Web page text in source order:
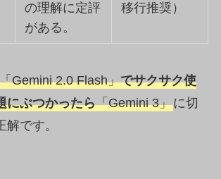
の理解に定評
がある。
移行推奨）
Gemini 2.0 Flash」でサクサク使
にぶつかったら「Gemini 3」に切
解です。